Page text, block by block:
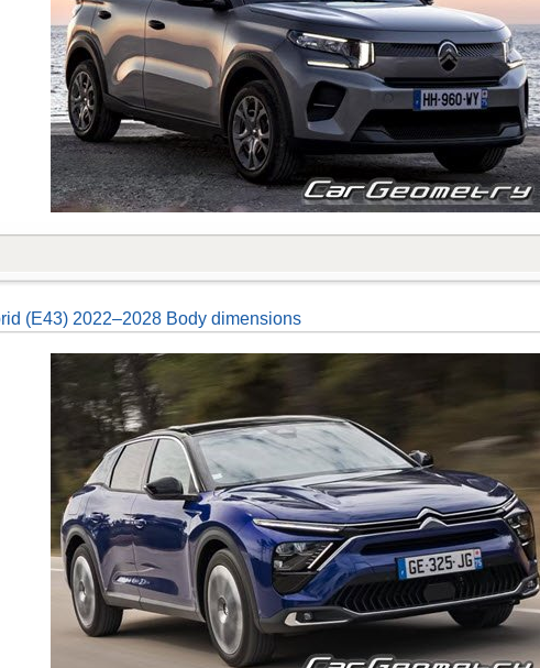
(E43) 2022–2028 Body dimensions